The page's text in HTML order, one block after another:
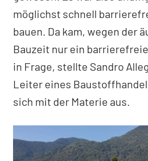
möglichst schnell
bauen. Da kam, wegen der
Bauzeit nur ein
in Frage, stellte Sandro
Leiter eines
sich mit der Materie aus.